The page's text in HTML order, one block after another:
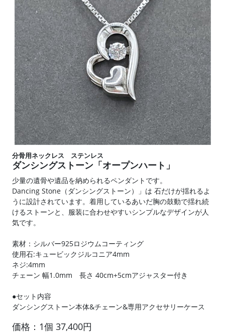
分骨用ネックレス ステンレス
ダンシングストーン「オープンハート」
少量の遺骨や遺品を納められるペンダントです。
Dancing Stone（ダンシングストーン）」は 石だけが揺れるよ
うに設計されています。着用しているあいだ胸の鼓動で揺れ続
けるストーンと、服装に合わせやすいシンプルなデザインが人
気です。
素材：シルバー925ロジウムコーティング
使用石:キュービックジルコニア4mm
ネジ:4mm
チェーン 幅1.0mm 長さ 40cm+5cmアジャスター付き
●セット内容
ダンシングストーン本体&チェーン&専用アクセサリーケース
価格：1個 37,400円